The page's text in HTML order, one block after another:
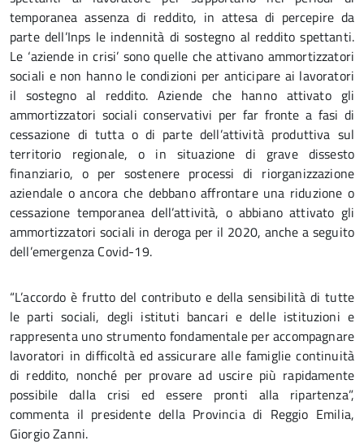
temporanea assenza di reddito, in attesa di percepire da
parte dell’Inps le indennità di sostegno al reddito spettanti.
Le ‘aziende in crisi’ sono quelle che attivano ammortizzatori
sociali e non hanno le condizioni per anticipare ai lavoratori
il sostegno al reddito. Aziende che hanno attivato gli
ammortizzatori sociali conservativi per far fronte a fasi di
cessazione di tutta o di parte dell’attività produttiva sul
territorio regionale, o in situazione di grave dissesto
finanziario, o per sostenere processi di riorganizzazione
aziendale o ancora che debbano affrontare una riduzione o
cessazione temporanea dell’attività, o abbiano attivato gli
ammortizzatori sociali in deroga per il 2020, anche a seguito
dell’emergenza Covid-19.
“L’accordo è frutto del contributo e della sensibilità di tutte
le parti sociali, degli istituti bancari e delle istituzioni e
rappresenta uno strumento fondamentale per accompagnare
lavoratori in difficoltà ed assicurare alle famiglie continuità
di reddito, nonché per provare ad uscire più rapidamente
possibile dalla crisi ed essere pronti alla ripartenza”,
commenta il presidente della Provincia di Reggio Emilia,
Giorgio Zanni.